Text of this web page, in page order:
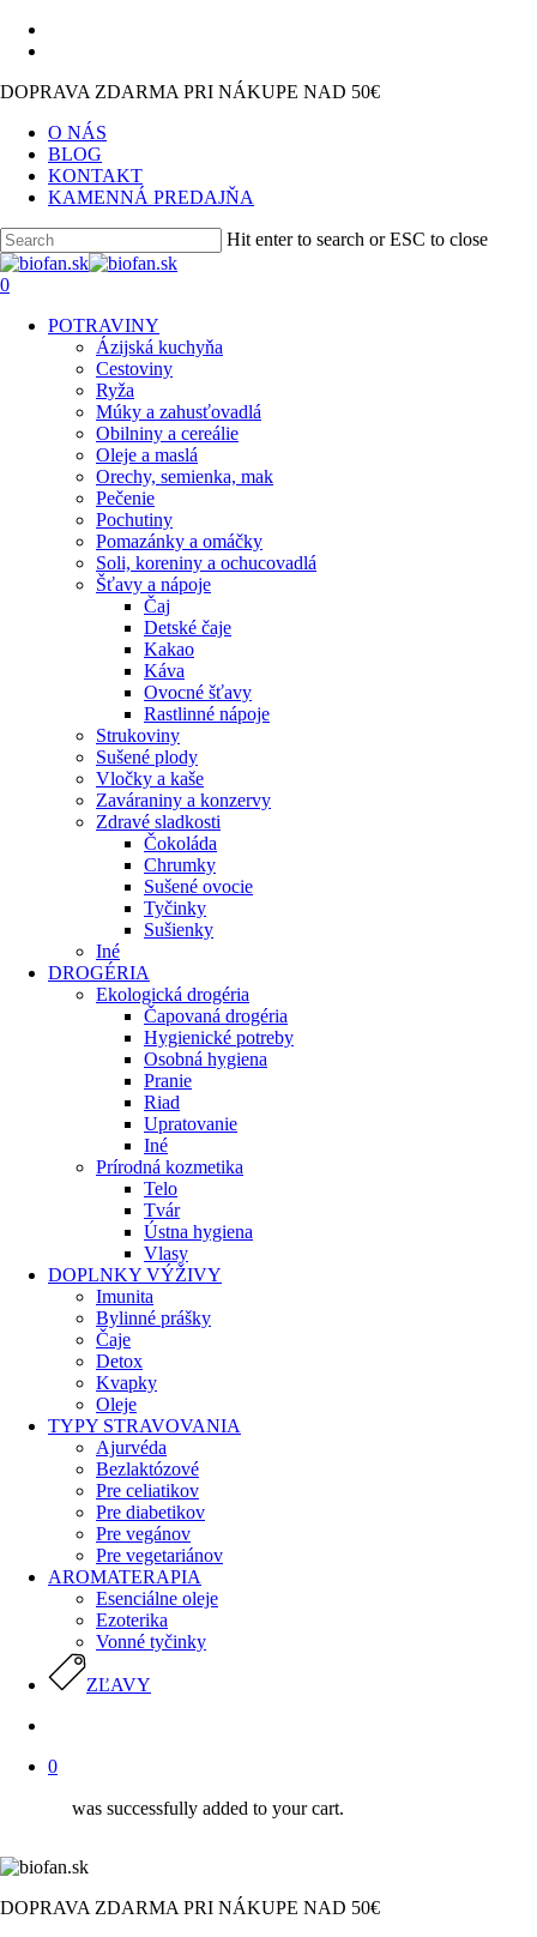
Skip
content
DOPRAVA ZDARMA PRI NÁKUPE NAD 50€
O NÁS
BLOG
KONTAKT
KAMENNÁ PREDAJŇA
Hit enter to search or ESC to close
Close
Search
search
0
POTRAVINY
Ázijská kuchyňa
Cestoviny
Ryža
Múky a zahusťovadlá
Obilniny a cereálie
Oleje a maslá
Orechy, semienka, mak
Pečenie
Pochutiny
Pomazánky a omáčky
Soli, koreniny a ochucovadlá
Šťavy a nápoje
Čaj
Detské čaje
Kakao
Káva
Ovocné šťavy
Rastlinné nápoje
Strukoviny
Sušené plody
Vločky a kaše
Zaváraniny a konzervy
Zdravé sladkosti
Čokoláda
Chrumky
Sušené ovocie
Tyčinky
Sušienky
Iné
DROGÉRIA
Ekologická drogéria
Čapovaná drogéria
Hygienické potreby
Osobná hygiena
Pranie
Riad
Upratovanie
Iné
Prírodná kozmetika
Telo
Tvár
Ústna hygiena
Vlasy
DOPLNKY VÝŽIVY
Imunita
Bylinné prášky
Čaje
Detox
Kvapky
Oleje
TYPY STRAVOVANIA
Ajurvéda
Bezlaktózové
Pre celiatikov
Pre diabetikov
Pre vegánov
Pre vegetariánov
AROMATERAPIA
Esenciálne oleje
Ezoterika
Vonné tyčinky
ZĽAVY
0
was successfully added to your cart.
DOPRAVA ZDARMA PRI NÁKUPE NAD 50€